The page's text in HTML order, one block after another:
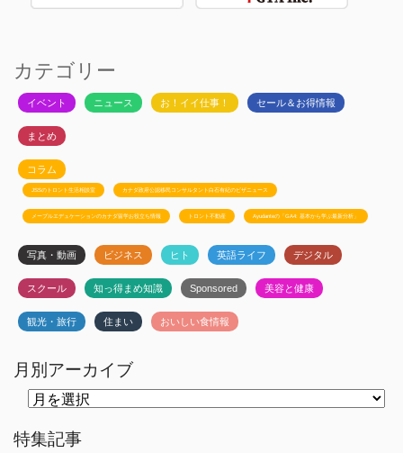
カテゴリー
イベント ニュース お！イイ仕事！ セール＆お得情報
まとめ
コラム
JSSのトロント生活相談室 カナダ政府公認移民コンサルタント白石有紀のビザニュース
メープルエデュケーションのカナダ留学お役立ち情報 トロント不動産 Ayudanteの「GA4: 基本から学ぶ最新分析」
写真・動画 ビジネス ヒト 英語ライフ デジタル
スクール 知っ得まめ知識 Sponsored 美容と健康
観光・旅行 住まい おいしい食情報
月別アーカイブ
ー
カ
特集記事